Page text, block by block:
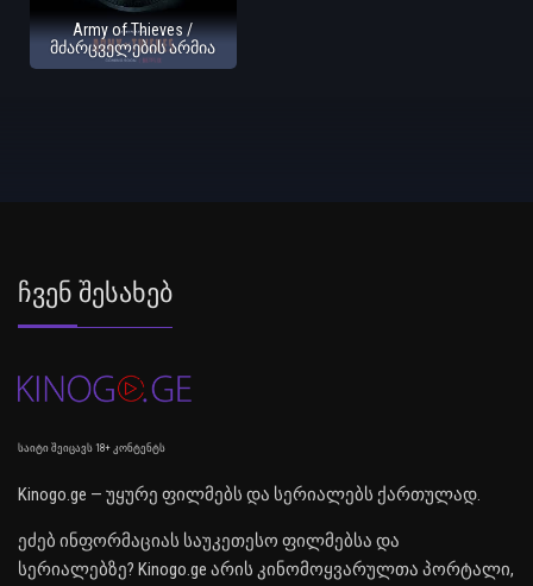
Army of Thieves /
მძარცველების არმია
Ჩვენ Შესახებ
საიტი შეიცავს 18+ კონტენტს
Kinogo.ge — უყურე ფილმებს და სერიალებს ქართულად.
ეძებ ინფორმაციას საუკეთესო ფილმებსა და
სერიალებზე? Kinogo.ge არის კინომოყვარულთა პორტალი,